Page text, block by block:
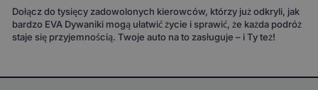
Dołącz do tysięcy zadowolonych kierowców, którzy już odkryli, jak
bardzo EVA Dywaniki mogą ułatwić życie i sprawić, że każda podróż
staje się przyjemnością. Twoje auto na to zasługuje – i Ty też!